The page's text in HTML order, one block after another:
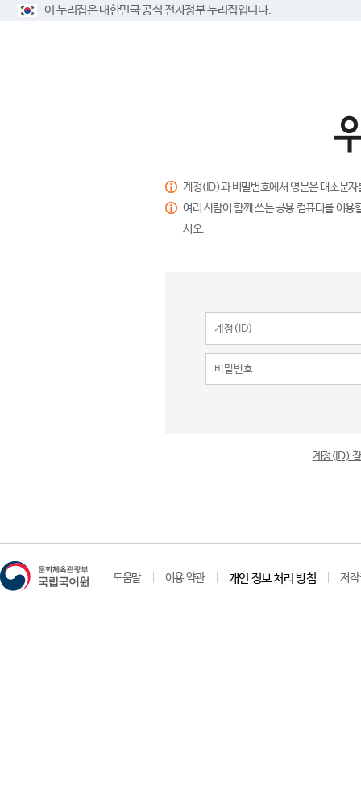
이 누리집은 대한민국 공식 전자정부 누리집입니다.
계정(ID)과 비밀번호에서 영문은 대소문
여러 사람이 함께 쓰는 공용 컴퓨터를 이
시오.
계정(ID)
도움말 이용 약관 개인 정보 처리 방침 저